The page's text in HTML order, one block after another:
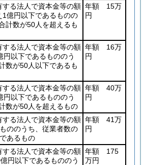
る法人で資本金等の額
億円以下であるものの
計数が50人を超えるも
年額 15万
円
る法人で資本金等の額
円以下であるもののう
数が50人以下であるも
年額 16万
円
る法人で資本金等の額
円以下であるもののう
数が50人を超えるもの
年額 40万
円
る法人で資本金等の額
ののうち、従業者数の
あるもの
年額 41万
円
る法人で資本金等の額
円以下であるもののう
年額 175
万円